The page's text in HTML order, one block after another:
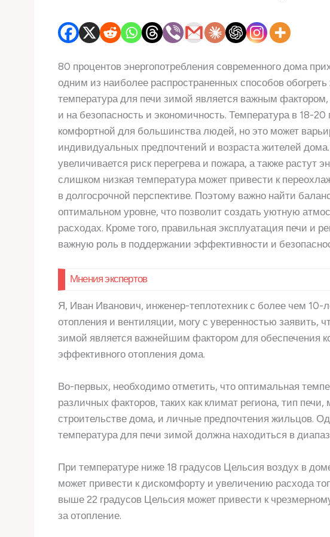
80 процентов энергопотребления современного дома
одним из наиболее распространенных способов
температура для печи зимой является важным
и на безопасность и экономичность. Температура в 18-
комфортной для большинства людей, но это может
индивидуальных предпочтений и возраста жителей
увеличивается риск перегрева и пожара, а также растут
слишком низкая температура может привести к
в долгосрочной перспективе. Поэтому важно найти
оптимальном уровне, что позволит создать уютную
расходах. Кроме того, правильная эксплуатация печи и
важную роль в поддержании эффективности и
Мнения экспертов
Я, Иван Иванович, инженер-теплотехник с более чем 10-
отопления и вентиляции, могу с уверенностью заявить,
зимой является важнейшим фактором для обеспечения
эффективного отопления дома.
Во-первых, необходимо отметить, что оптимальная
различных факторов, таких как климат региона, тип
строительстве дома, и личные предпочтения жильцов.
температура для печи зимой должна находиться в
При температуре ниже 18 градусов Цельсия воздух в
может привести к дискомфорту и увеличению расхода
выше 22 градусов Цельсия может привести к
за отопление.